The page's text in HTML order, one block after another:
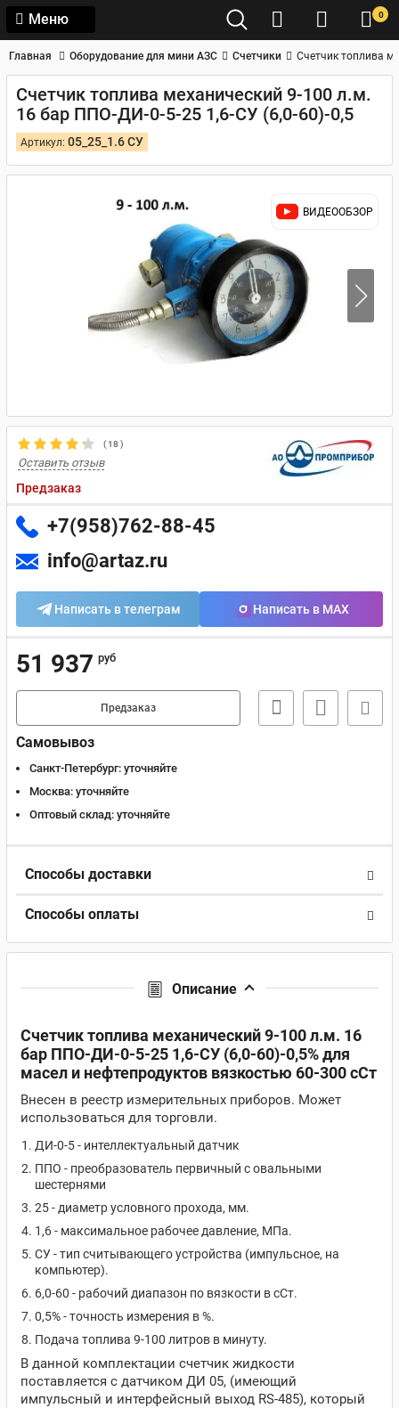
Меню 0
Главная Оборудование для мини АЗС Счетчики Счетчик топлива
Счетчик топлива механический 9-100 л.м.
16 бар ППО-ДИ-0-5-25 1,6-СУ (6,0-60)-0,5
Артикул: 05_25_1.6 СУ
ВИДЕООБЗОР
(18 )
Оставить отзыв
Предзаказ
+7(958)762-88-45
info@artaz.ru
Написать в телеграм Написать в MAX
51 937 руб
Предзаказ
Самовывоз
Санкт-Петербург: уточняйте
Москва: уточняйте
Оптовый склад: уточняйте
Способы доставки
Способы оплаты
Описание
Счетчик топлива механический 9-100 л.м. 16
бар ППО-ДИ-0-5-25 1,6-СУ (6,0-60)-0,5% для
масел и нефтепродуктов вязкостью 60-300 сСт
Внесен в реестр измерительных приборов. Может
использоваться для торговли.
ДИ-0-5 - интеллектуальный датчик
ППО - преобразователь первичный с овальными
шестернями
25 - диаметр условного прохода, мм.
1,6 - максимальное рабочее давление, МПа.
СУ - тип считывающего устройства (импульсное, на
компьютер).
6,0-60 - рабочий диапазон по вязкости в сСт.
0,5% - точность измерения в %.
Подача топлива 9-100 литров в минуту.
В данной комплектации счетчик жидкости
поставляется с датчиком ДИ 05, (имеющий
импульсный и интерфейсный выход RS-485), который